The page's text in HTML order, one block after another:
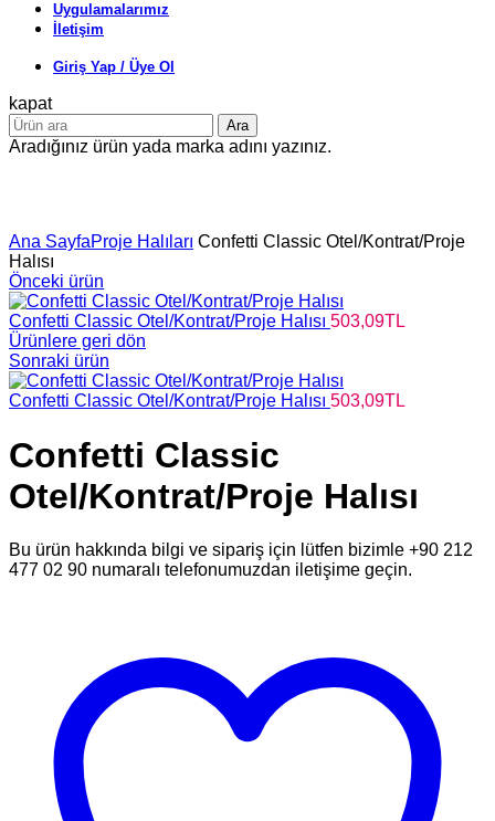
Uygulamalarımız
İletişim
Giriş Yap / Üye Ol
kapat
Ara
Aradığınız ürün yada marka adını yazınız.
Ana SayfaProje Halıları Confetti Classic Otel/Kontrat/Proje
Halısı
Önceki ürün
Confetti Classic Otel/Kontrat/Proje Halısı 503,09TL
Ürünlere geri dön
Sonraki ürün
Confetti Classic Otel/Kontrat/Proje Halısı 503,09TL
Confetti Classic
Otel/Kontrat/Proje Halısı
Bu ürün hakkında bilgi ve sipariş için lütfen bizimle +90 212
477 02 90 numaralı telefonumuzdan iletişime geçin.